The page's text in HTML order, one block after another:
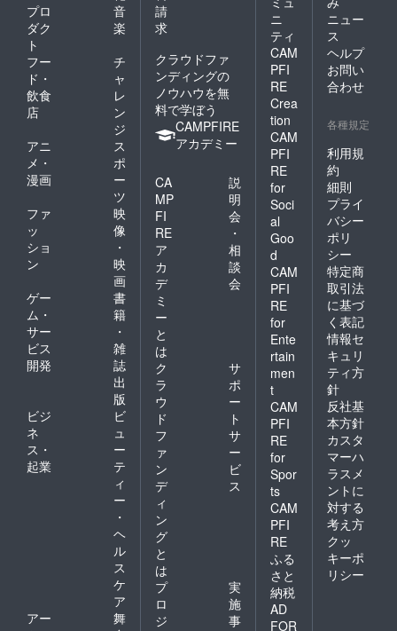
掲載方
法（文
字の
み） ③
掲載場
所（プ
ロジェ
イトの
スペー
ジを作
成の
上、掲
載） ※
支援
時、必
ず備考
欄に掲
載を希
望され
るお名
前をご
記入く
ださ
い。 掲
載を希
望され
ない場
合は、
「な
し」と
記載を
お願い
致しま
す。
り頂き
ます。
掲載を
希望さ
れない
場合
し」と
お願い
致しま
す。
プロ
ダク
ト
音
楽
フー
ド・
飲食
店
チ
ャ
レ
ン
ジ
アニ
メ・
漫画
ス
ポ
ー
ツ
ファ
ッ
ショ
ン
映
像
・
映
画
ゲー
ム・
サー
ビス
開発
書
籍
・
雑
誌
出
版
ビジ
ネ
ス・
起業
ビ
ュ
ー
テ
ィ
ー
・
ヘ
ル
ス
ケ
ア
アー
舞
請
求
クラウドファ
ンディングの
ノウハウを無
料で学ぼう
CAMPFIRE
アカデミー
CA
MP
FI
RE
ア
カ
デ
ミ
ー
と
は
説
明
会
・
相
談
会
ク
ラ
ウ
ド
フ
ァ
ン
デ
ィ
ン
グ
と
は
サ
ポ
ー
ト
サ
ー
ビ
ス
プ
ロ
ジ
実
施
事
ニ
ティ
CAM
PFI
RE
Crea
tion
CAM
PFI
RE
for
Soci
al
Goo
d
CAM
PFI
RE
for
Ente
rtain
men
t
CAM
PFI
RE
for
Spor
ts
CAM
PFI
RE
ふる
さと
納税
AD
FOR
ニュー
ス
ヘルプ
お問い
合わせ
各種規定
利用規
約
細則
プライ
バシー
ポリ
シー
特定商
取引法
に基づ
く表記
情報セ
キュリ
ティ方
針
反社基
本方針
カスタ
マーハ
ラスメ
ントに
対する
考え方
クッ
キーポ
リシー